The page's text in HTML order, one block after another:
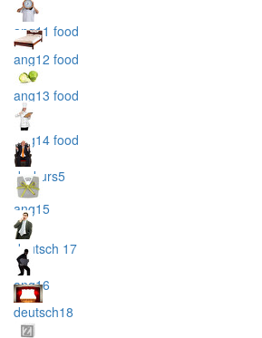
ang11 food
ang12 food
ang13 food
ang14 food
dyskurs5
ang15
deutsch 17
ang16
deutsch18